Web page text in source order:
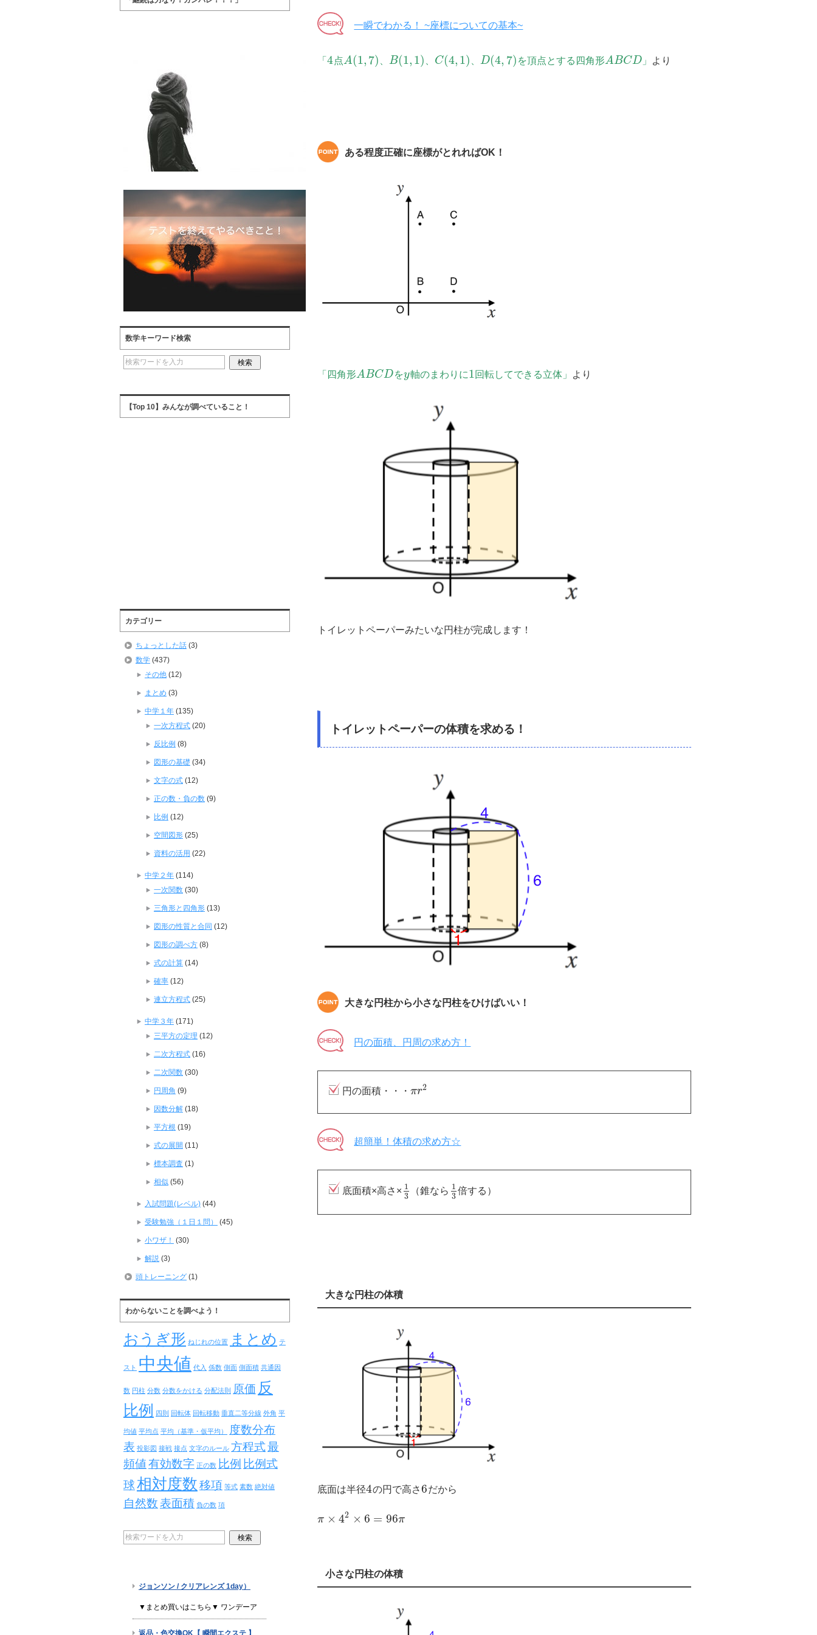
一瞬でわかる！ ~座標についての基本~
「4点A(1, 7) B(1, 1) C(4, 1) D(4, 7) を頂点とする四角形ABCD 」 より
ある程度正確に座標がとれればOK！
「四角形ABCDをy軸のまわりに1回転してできる立体」 より
トイレットペーパーみたいな円柱が完成します！
トイレットペーパーの体積を求める！
大きな円柱から小さな円柱をひけばいい！
円の面積、円周の求め方！
円の面積・・・πr2
超簡単！体積の求め方☆
底面積×高さ× 1
3
（錐なら 1
3
倍する）
大きな円柱の体積
底面は半径4の円で高さ6だから
π × 42 × 6 = 96π
小さな円柱の体積
数学キーワード検索
【Top 10】みんなが調べていること！
カテゴリー
ちょっとした話 (3)
数学 (437)
その他 (12)
まとめ (3)
中学１年 (135)
一次方程式 (20)
反比例 (8)
図形の基礎 (34)
文字の式 (12)
正の数・負の数 (9)
比例 (12)
空間図形 (25)
資料の活用 (22)
中学２年 (114)
一次関数 (30)
三角形と四角形 (13)
図形の性質と合同 (12)
図形の調べ方 (8)
式の計算 (14)
確率 (12)
連立方程式 (25)
中学３年 (171)
三平方の定理 (12)
二次方程式 (16)
二次関数 (30)
円周角 (9)
因数分解 (18)
平方根 (19)
式の展開 (11)
標本調査 (1)
相似 (56)
入試問題(レベル) (44)
受験勉強（１日１問） (45)
小ワザ！ (30)
解説 (3)
頭トレーニング (1)
わからないことを調べよう！
おうぎ形 ねじれの位置 まとめ テ
スト 中央値 代入 係数 側面 側面積 共通因
数 円柱 分数 分数をかける 分配法則 原価 反
比例
四則 回転体 回転移動 垂直二等分線 外角 平
均値 平均点 平均（基準・仮平均）
度数分布
表 投影図 接戦 接点 文字のルール 方程式最
頻値有効数字 正の数 比例 比例式
球相対度数移項 等式 素数 絶対値
自然数表面積 負の数 項